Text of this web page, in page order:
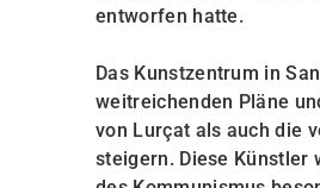
entworfen hatte.
Das Kunstzentrum in
weitreichenden Pläne
von Lurçat als auch die
steigern. Diese Künstler